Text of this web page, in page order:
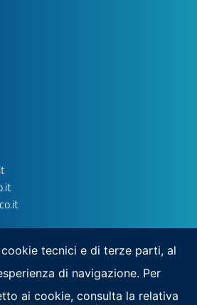
tecnici e di terze parti, al
di navigazione. Per
ai cookie, consulta la relativa